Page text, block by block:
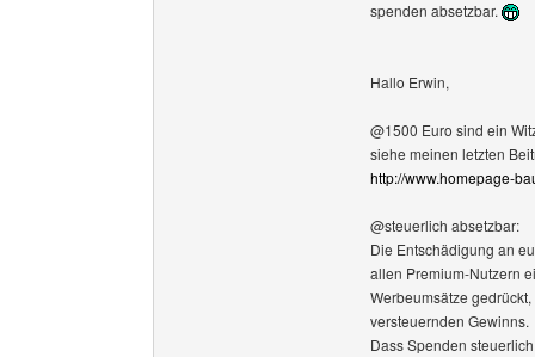
spenden absetzbar.
Hallo Erwin,
@1500 Euro sind ein
siehe meinen letzten
http://www.homepage-
@steuerlich absetzbar:
Die Entschädigung an
allen Premium-Nutzern
Werbeumsätze
versteuernden Gewinns.
Dass Spenden